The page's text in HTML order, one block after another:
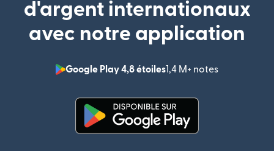
d'argent internationaux
avec notre application
Google Play 4,8 étoiles1,4 M+ notes